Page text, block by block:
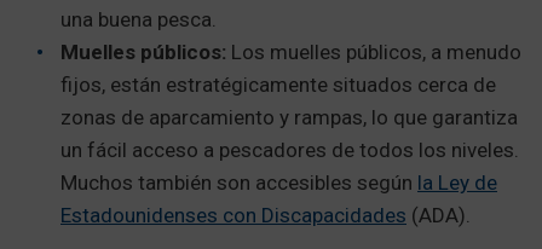
una buena pesca.
Muelles públicos: Los muelles públicos, a menudo
fijos, están estratégicamente situados cerca de
zonas de aparcamiento y rampas, lo que garantiza
un fácil acceso a pescadores de todos los niveles.
Muchos también son accesibles según la Ley de
Estadounidenses con Discapacidades (ADA).